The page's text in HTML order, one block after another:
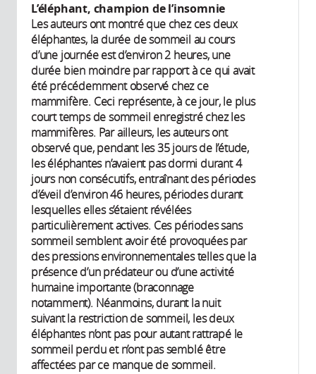
L’éléphant, champion de l’insomnie
Les auteurs ont montré que chez ces deux
éléphantes, la durée de sommeil au cours
d’une journée est d’environ 2 heures, une
durée bien moindre par rapport à ce qui avait
été précédemment observé chez ce
mammifère. Ceci représente, à ce jour, le plus
court temps de sommeil enregistré chez les
mammifères. Par ailleurs, les auteurs ont
observé que, pendant les 35 jours de l’étude,
les éléphantes n’avaient pas dormi durant 4
jours non consécutifs, entraînant des périodes
d’éveil d’environ 46 heures, périodes durant
lesquelles elles s’étaient révélées
particulièrement actives. Ces périodes sans
sommeil semblent avoir été provoquées par
des pressions environnementales telles que la
présence d’un prédateur ou d’une activité
humaine importante (braconnage
notamment). Néanmoins, durant la nuit
suivant la restriction de sommeil, les deux
éléphantes n’ont pas pour autant rattrapé le
sommeil perdu et n’ont pas semblé être
affectées par ce manque de sommeil.